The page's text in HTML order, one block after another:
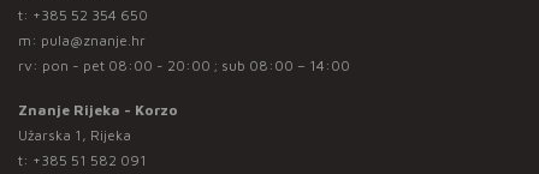
t: +385 52 354 650
m: pula@znanje.hr
rv: pon - pet 08:00 - 20:00 ; sub 08:00 – 14:00
Znanje Rijeka - Korzo
Užarska 1, Rijeka
t: +385 51 582 091